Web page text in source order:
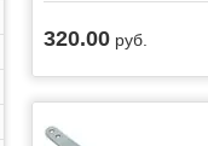
320.00 руб.